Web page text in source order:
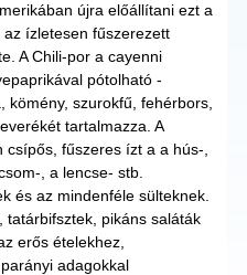
újra előállítani ezt a
ízletesen fűszerezett
A Chili-por a cayenni
pótolható -
szurokfű, fehérbors,
tartalmazza. A
fűszeres ízt a a hús-,
, a lencse- stb.
és az mindenféle sülteknek.
tatárbifsztek, pikáns saláták
erős ételekhez,
adagokkal